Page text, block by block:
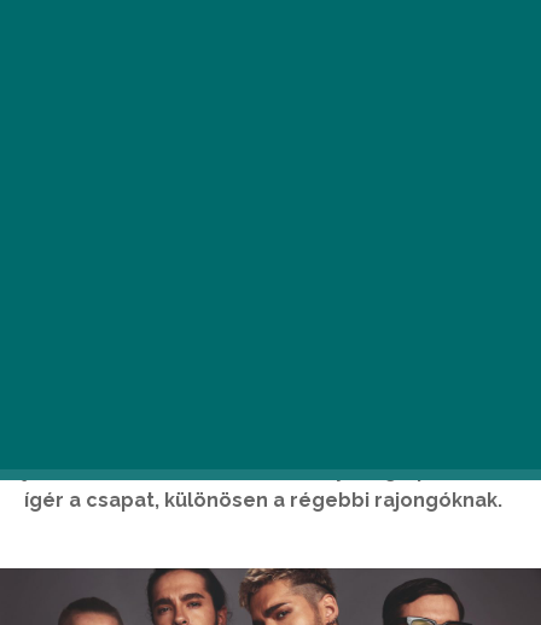
június 2-i koncertre több komoly meglepetést is
ígér a csapat, különösen a régebbi rajongóknak.